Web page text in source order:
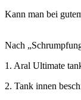
Kann man bei
Nach
1. Aral Ultimate
2. Tank innen